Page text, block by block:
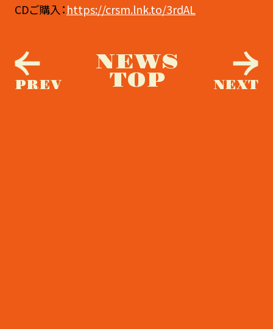
CDご購入：https://crsm.lnk.to/3rdAL
PREV
NEWS
TOP NEXT